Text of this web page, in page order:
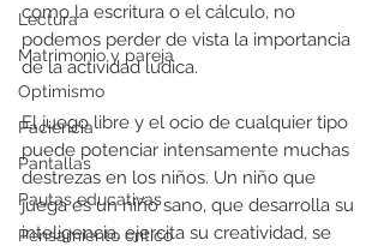
Lectura
Matrimonio y pareja
Optimismo
Paciencia
Pantallas
Pautas educativas
Pensamiento crítico
como la escritura o el cálculo, no
podemos perder de vista la importancia
de la actividad lúdica.
El juego libre y el ocio de cualquier tipo
puede potenciar intensamente muchas
destrezas en los niños. Un niño que
juega es un niño sano, que desarrolla su
inteligencia, ejercita su creatividad, se